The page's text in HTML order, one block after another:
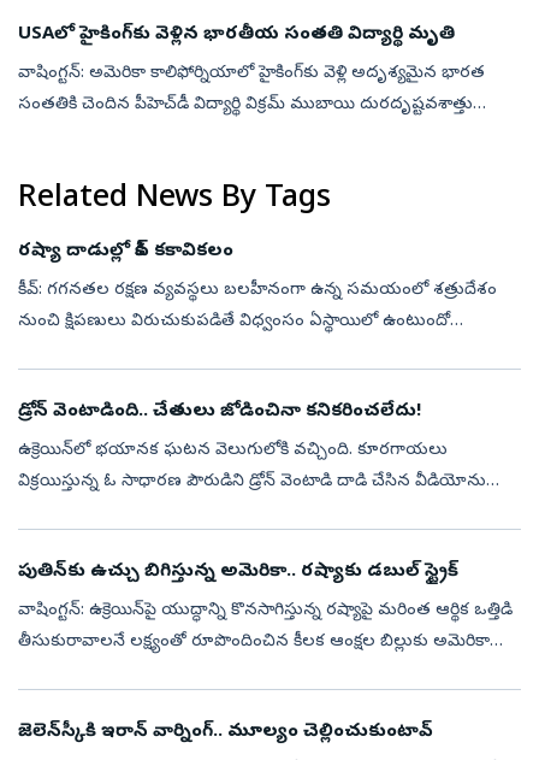
USAలో హైకింగ్‌కు వెళ్లిన భారతీయ సంతతి విద్యార్థి మృతి
వాషింగ్టన్: అమెరికా కాలిఫోర్నియాలో హైకింగ్‌కు వెళ్లి అదృశ్యమైన భారత
సంతతికి చెందిన పీహెచ్‌డీ విద్యార్థి విక్రమ్ ముబాయి దురదృష్టవశాత్తు
Related News By Tags
రష్యా దాడుల్లో కీవ్‌ కకావికలం
కీవ్‌: గగనతల రక్షణ వ్యవస్థలు బలహీనంగా ఉన్న సమయంలో శత్రుదేశం
నుంచి క్షిపణులు విరుచుకుపడితే విధ్వంసం ఏస్థాయిలో ఉంటుందో
డ్రోన్‌ వెంటాడింది.. చేతులు జోడించినా కనికరించలేదు!
ఉక్రెయిన్‌లో భయానక ఘటన వెలుగులోకి వచ్చింది. కూరగాయలు
విక్రయిస్తున్న ఓ సాధారణ పౌరుడిని డ్రోన్‌ వెంటాడి దాడి చేసిన వీడియోను
పుతిన్‌కు ఉచ్చు బిగిస్తున్న అమెరికా.. రష్యాకు డబుల్ స్ట్రైక్
వాషింగ్టన్: ఉక్రెయిన్‌పై యుద్ధాన్ని కొనసాగిస్తున్న రష్యాపై మరింత ఆర్థిక ఒత్తిడి
తీసుకురావాలనే లక్ష్యంతో రూపొందించిన కీలక ఆంక్షల బిల్లుకు అమెరికా
జెలెన్‌స్కీకి ఇరాన్‌ వార్నింగ్‌.. మూల్యం చెల్లించుకుంటావ్‌